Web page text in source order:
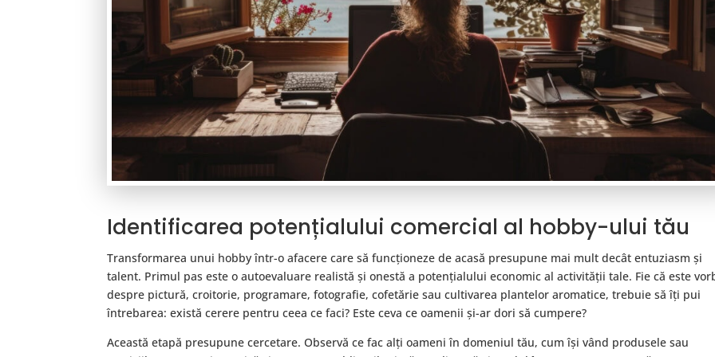
Identificarea potențialului comercial al hobby-ului tău
Transformarea unui hobby într-o afacere care să funcționeze de acasă presupune mai mult decât entuziasm și
talent. Primul pas este o autoevaluare realistă și onestă a potențialului economic al activității tale. Fie că este
despre pictură, croitorie, programare, fotografie, cofetărie sau cultivarea plantelor aromatice, trebuie să îți pui
întrebarea: există cerere pentru ceea ce faci? Este ceva ce oamenii și-ar dori să cumpere?
Această etapă presupune cercetare. Observă ce fac alți oameni în domeniul tău, cum își vând produsele sau